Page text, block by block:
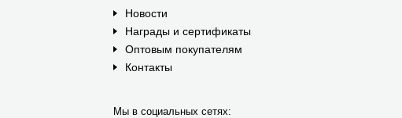
Новости
Награды и сертификаты
Оптовым покупателям
Контакты
Мы в социальных сетях: